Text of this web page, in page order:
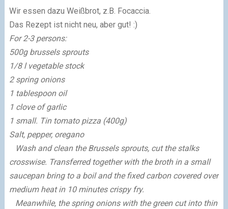
Wir essen dazu Weißbrot, z.B. Focaccia.
Das Rezept ist nicht neu, aber gut! :)
For 2-3 persons:
500g brussels sprouts
1/8 l vegetable stock
2 spring onions
1 tablespoon oil
1 clove of garlic
1 small. Tin tomato pizza (400g)
Salt, pepper, oregano
Wash and clean the Brussels sprouts, cut the stalks
crosswise. Transferred together with the broth in a small
saucepan bring to a boil and the fixed carbon covered over
medium heat in 10 minutes crispy fry.
Meanwhile, the spring onions with the green cut into thin